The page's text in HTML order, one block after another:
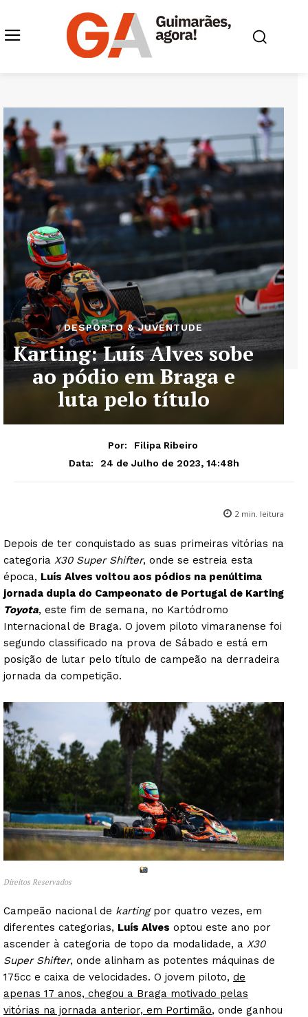
DESPORTO & JUVENTUDE
Karting: Luís Alves sobe
ao pódio em Braga e
luta pelo título
Por:
Filipa Ribeiro
Data:
24 de Julho de 2023, 14:48h
2 min. leitura
Depois de ter conquistado as suas primeiras vitórias na
categoria X30 Super Shifter, onde se estreia esta
época, Luís Alves voltou aos pódios na penúltima
jornada dupla do Campeonato de Portugal de Karting
Toyota, este fim de semana, no Kartódromo
Internacional de Braga. O jovem piloto vimaranense foi
segundo classificado na prova de Sábado e está em
posição de lutar pelo título de campeão na derradeira
jornada da competição.
Direitos Reservados
Campeão nacional de kartingpor quatro vezes, em
diferentes categorias, Luís Alves optou este ano por
ascender à categoria de topo da modalidade, a X30
Super Shifter, onde alinham as potentes máquinas de
175cc e caixa de velocidades. O jovem piloto, de
apenas 17 anos, chegou a Braga motivado pelas
vitórias na jornada anterior, em Portimão, onde ganhou